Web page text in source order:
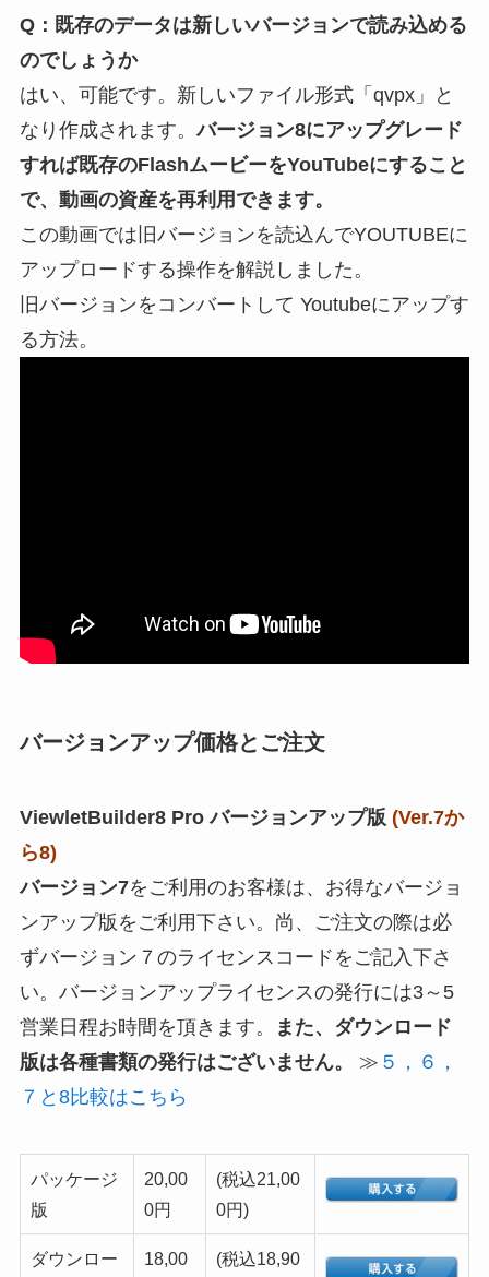
Q：既存のデータは新しいバージョンで読み込める
のでしょうか
はい、可能です。新しいファイル形式「qvpx」と
なり作成されます。バージョン8にアップグレード
すれば既存のFlashムービーをYouTubeにすること
で、動画の資産を再利用できます。
この動画では旧バージョンを読込んでYOUTUBEに
アップロードする操作を解説しました。
旧バージョンをコンバートして Youtubeにアップす
る方法。
バージョンアップ価格とご注文
ViewletBuilder8 Pro バージョンアップ版 (Ver.7か
ら8)
バージョン7をご利用のお客様は、お得なバージョ
ンアップ版をご利用下さい。尚、ご注文の際は必
ずバージョン７のライセンスコードをご記入下さ
い。バージョンアップライセンスの発行には3～5
営業日程お時間を頂きます。
また、ダウンロード
版は各種書類の発行はございません。
≫ ５，６，
７と8比較はこちら
パッケージ
版
20,00
0円
(税込21,00
0円)
ダウンロー
18,00
(税込18,90